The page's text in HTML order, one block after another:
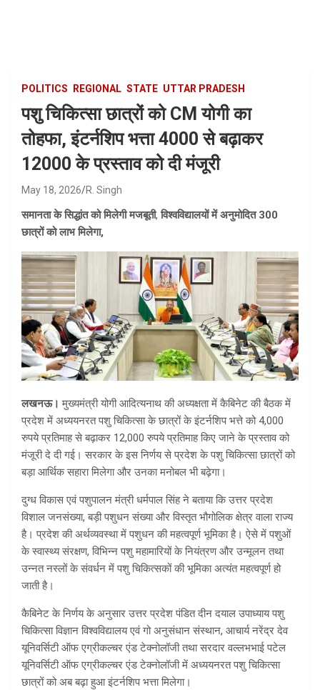
POLITICS REGIONAL STATE UTTAR PRADESH
पशु चिकित्सा छात्रों को CM योगी का
तोहफा, इंटर्नशिप भत्ता 4000 से बढ़ाकर
12000 के प्रस्ताव को दी मंजूरी
May 18, 2026 R. Singh
समानता के सिद्धांत को मिलेगी मजबूती,विश्वविद्यालयों में अनुमोदित 300
छात्रों को लाभ मिलेगा,
लखनऊ।मुख्यमंत्री योगी आदित्यनाथ की अध्यक्षता में कैबिनेट की बैठक में
प्रदेश में अध्ययनरत पशु चिकित्सा के छात्रों के इंटर्नशिप भत्ते को 4,000
रुपये प्रतिमाह से बढ़ाकर 12,000 रुपये प्रतिमाह किए जाने के प्रस्ताव को
मंजूरी दे दी गई। सरकार के इस निर्णय से प्रदेश के पशु चिकित्सा छात्रों को
बड़ा आर्थिक सहारा मिलेगा और उनका मनोबल भी बढ़ेगा।
दुग्ध विकास एवं पशुपालन मंत्री धर्मपाल सिंह ने बताया कि उत्तर प्रदेश
विशाल जनसंख्या, बड़ी पशुधन संख्या और विस्तृत भौगोलिक क्षेत्र वाला राज्य
है। प्रदेश की अर्थव्यवस्था में पशुधन की महत्वपूर्ण भूमिका है। ऐसे में पशुओं
के स्वास्थ्य संरक्षण, विभिन्न पशु महामारियों के नियंत्रण और उन्मूलन तथा
उन्नत नस्लों के संवर्धन में पशु चिकित्सकों की भूमिका अत्यंत महत्वपूर्ण हो
जाती है।
कैबिनेट के निर्णय के अनुसार उत्तर प्रदेश पंडित दीन दयाल उपाध्याय पशु
चिकित्सा विज्ञान विश्वविद्यालय एवं गो अनुसंधान संस्थान, आचार्य नरेंद्र देव
यूनिवर्सिटी ऑफ एग्रीकल्चर एंड टेक्नोलॉजी तथा सरदार वल्लभभाई पटेल
यूनिवर्सिटी ऑफ एग्रीकल्चर एंड टेक्नोलॉजी में अध्ययनरत पशु चिकित्सा
छात्रों को अब बढ़ा हुआ इंटर्नशिप भत्ता मिलेगा।